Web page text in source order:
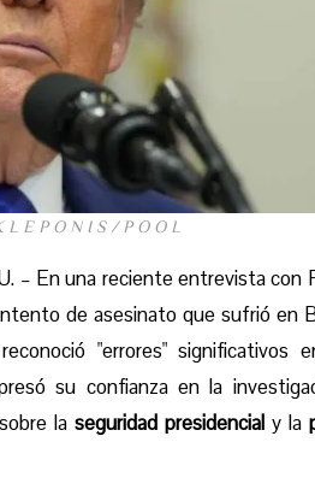
E P O N I S / P O O L
– En una reciente entrevista
de asesinato que sufrió en
"errores" significativos
su confianza en la
laseguridad presidencial y la